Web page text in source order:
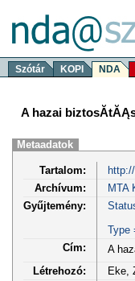
Szótár KOPI NDA
A hazai
Metaadatok
Tartalom:
Archívum:
MTA
Gyűjtemény:
Type
Cím:
A
Létrehozó:
Eke,